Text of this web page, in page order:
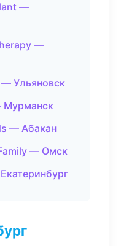
—
—
Ульяновск
Мурманск
— Абакан
— Омск